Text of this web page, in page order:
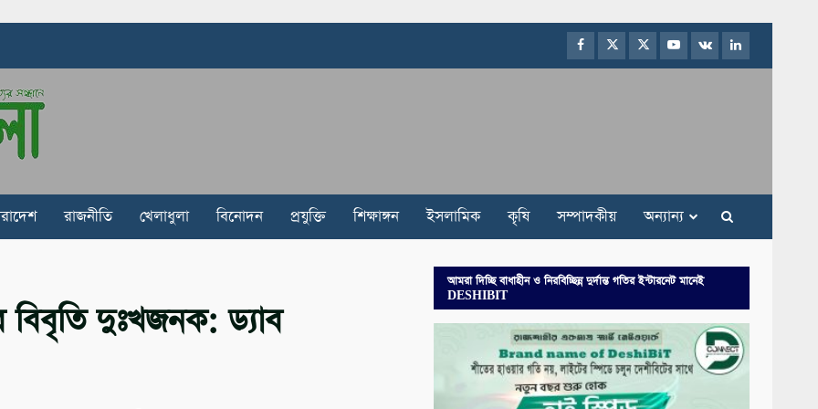
Facebook
TwitterInstagram
Youtube
VK LinkedIn
রাজনীতি খেলাধুলা বিনোদন প্রযুক্তি শিক্ষাঙ্গন ইসলামিক কৃষি সম্পাদকীয় অন্যান্য
বিবৃতি দুঃখজনক: ড্যাব
আমরা দিচ্ছি বাধাহীন ও নিরবিচ্ছিন্ন দুর্দান্ত গতির ইন্টারনেট মানেই
DESHIBIT